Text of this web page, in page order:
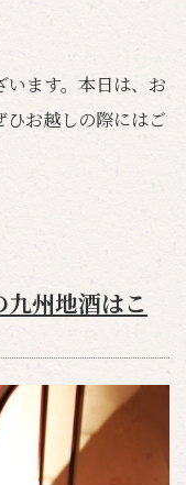
ます。本日は、お
お越しの際にはご
州地酒はこ